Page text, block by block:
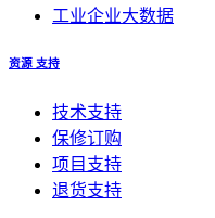
工业企业大数据
资源 支持
技术支持
保修订购
项目支持
退货支持